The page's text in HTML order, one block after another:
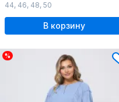
44, 46, 48, 50
В корзину
%